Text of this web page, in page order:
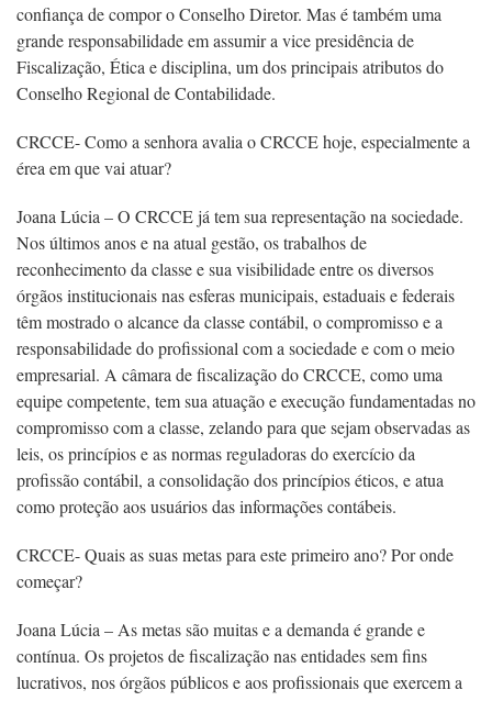
confiança de compor o Conselho Diretor. Mas é também uma
grande responsabilidade em assumir a vice presidência de
Fiscalização, Ética e disciplina, um dos principais atributos do
Conselho Regional de Contabilidade.
CRCCE- Como a senhora avalia o CRCCE hoje, especialmente a
érea em que vai atuar?
Joana Lúcia – O CRCCE já tem sua representação na sociedade.
Nos últimos anos e na atual gestão, os trabalhos de
reconhecimento da classe e sua visibilidade entre os diversos
órgãos institucionais nas esferas municipais, estaduais e federais
têm mostrado o alcance da classe contábil, o compromisso e a
responsabilidade do profissional com a sociedade e com o meio
empresarial. A câmara de fiscalização do CRCCE, como uma
equipe competente, tem sua atuação e execução fundamentadas no
compromisso com a classe, zelando para que sejam observadas as
leis, os princípios e as normas reguladoras do exercício da
profissão contábil, a consolidação dos princípios éticos, e atua
como proteção aos usuários das informações contábeis.
CRCCE- Quais as suas metas para este primeiro ano? Por onde
começar?
Joana Lúcia – As metas são muitas e a demanda é grande e
contínua. Os projetos de fiscalização nas entidades sem fins
lucrativos, nos órgãos públicos e aos profissionais que exercem a